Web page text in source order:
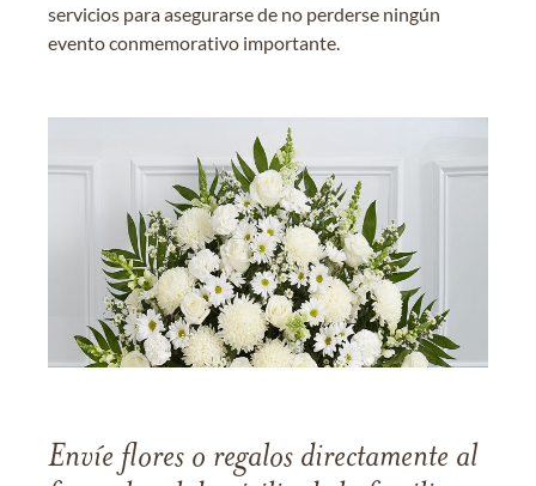
servicios para asegurarse de no perderse ningún
evento conmemorativo importante.
Envíe flores o regalos directamente al